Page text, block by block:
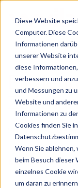
Diese Website
Computer. Diese
Informationen
unserer Website
diese
verbessern und
und Messungen zu
Website und
Informationen zu
Cookies finden Sie
Wenn Sie
beim Besuch dieser
einzelnes Cookie
um daran zu
Suche
Es gibt keine
Seminar Freie
Methoden zur